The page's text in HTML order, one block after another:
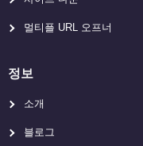
멀티플 URL 오프너
정보
소개
블로그